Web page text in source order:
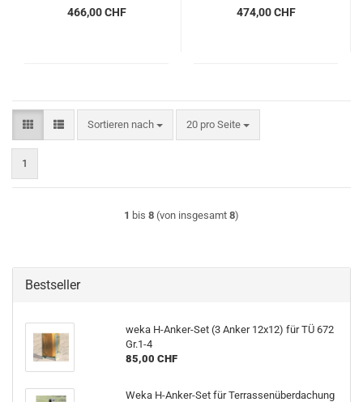
466,00 CHF 474,00 CHF
Sortieren nach
Sortieren nach 20 pro Seite
pro Seite
1
1 bis 8 (von insgesamt 8)
Bestseller
weka H-Anker-Set (3 Anker 12x12) für TÜ 672
Gr.1-4
85,00 CHF
Weka H-Anker-Set für Terrassenüberdachung